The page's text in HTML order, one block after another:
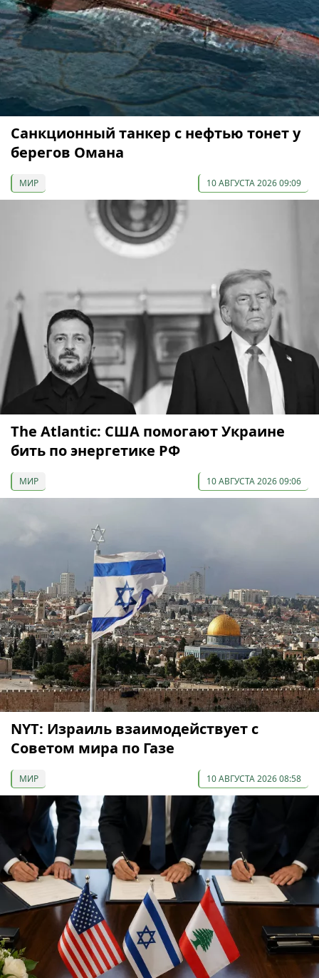
Санкционный танкер с нефтью тонет у
берегов Омана
МИР 10 АВГУСТА 2026 09:09
The Atlantic: США помогают Украине
бить по энергетике РФ
МИР 10 АВГУСТА 2026 09:06
NYT: Израиль взаимодействует с
Советом мира по Газе
МИР 10 АВГУСТА 2026 08:58